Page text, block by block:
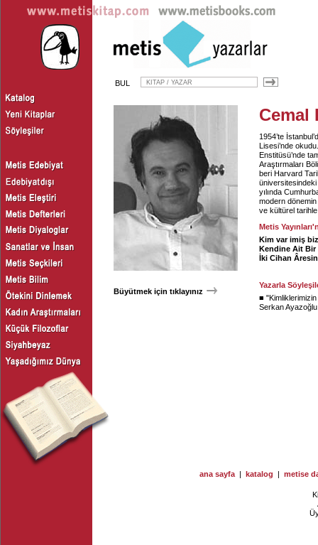
BUL
Büyütmek için tıklayınız
Cemal
1954’te
Lisesi’nde
Enstitüsü’nde
Araştırmaları
beri Harvard
üniversitesindeki
yılında
modern
ve kültürel
Metis
Kim var imiş
Kendine Ait Bir
İki Cihan
Yazarla
■ "
Serkan
ana sayfa | katalog | metise